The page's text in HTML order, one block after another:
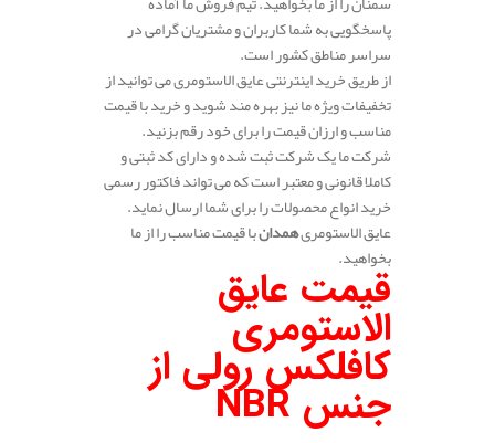
پاسخگویی به شما کاربران و مشتریان گرامی در
سراسر مناطق کشور است.
از طریق خرید اینترنتی عایق الاستومری می توانید از
تخفیفات ویژه ما نیز بهره مند شوید و خرید با قیمت
مناسب و ارزان قیمت را برای خود رقم بزنید.
شرکت ما یک شرکت ثبت شده و دارای کد ثبتی و
کاملا قانونی و معتبر است که می تواند فاکتور رسمی
خرید انواع محصولات را برای شما ارسال نماید.
عایق الاستومریهمدانبا قیمت مناسب را از ما
بخواهید.
قیمت عایق
الاستومری
کافلکس رولی از
جنس NBR